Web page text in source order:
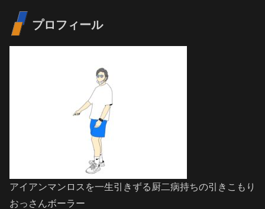
プロフィール
アイアンマンロスを一生引きずる厨二病持ちの引きこもり
おっさんボーラー